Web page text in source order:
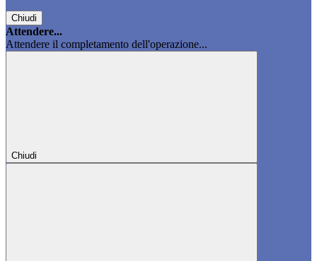
Chiudi
Attendere...
Attendere il completamento dell'operazione...
Chiudi